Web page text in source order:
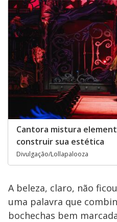
Cantora mistura
construir sua estética
Divulgação/Lollapalooza
A beleza, claro, não
uma palavra que
bochechas bem